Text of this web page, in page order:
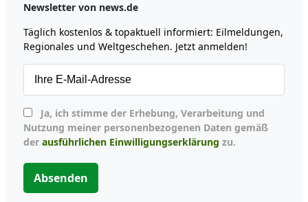
Newsletter von news.de
Täglich kostenlos & topaktuell informiert: Eilmeldungen,
Regionales und Weltgeschehen. Jetzt anmelden!
Nutzung meiner personenbezogenen Daten gemäß
der ausführlichen Einwilligungserklärung zu.
Absenden